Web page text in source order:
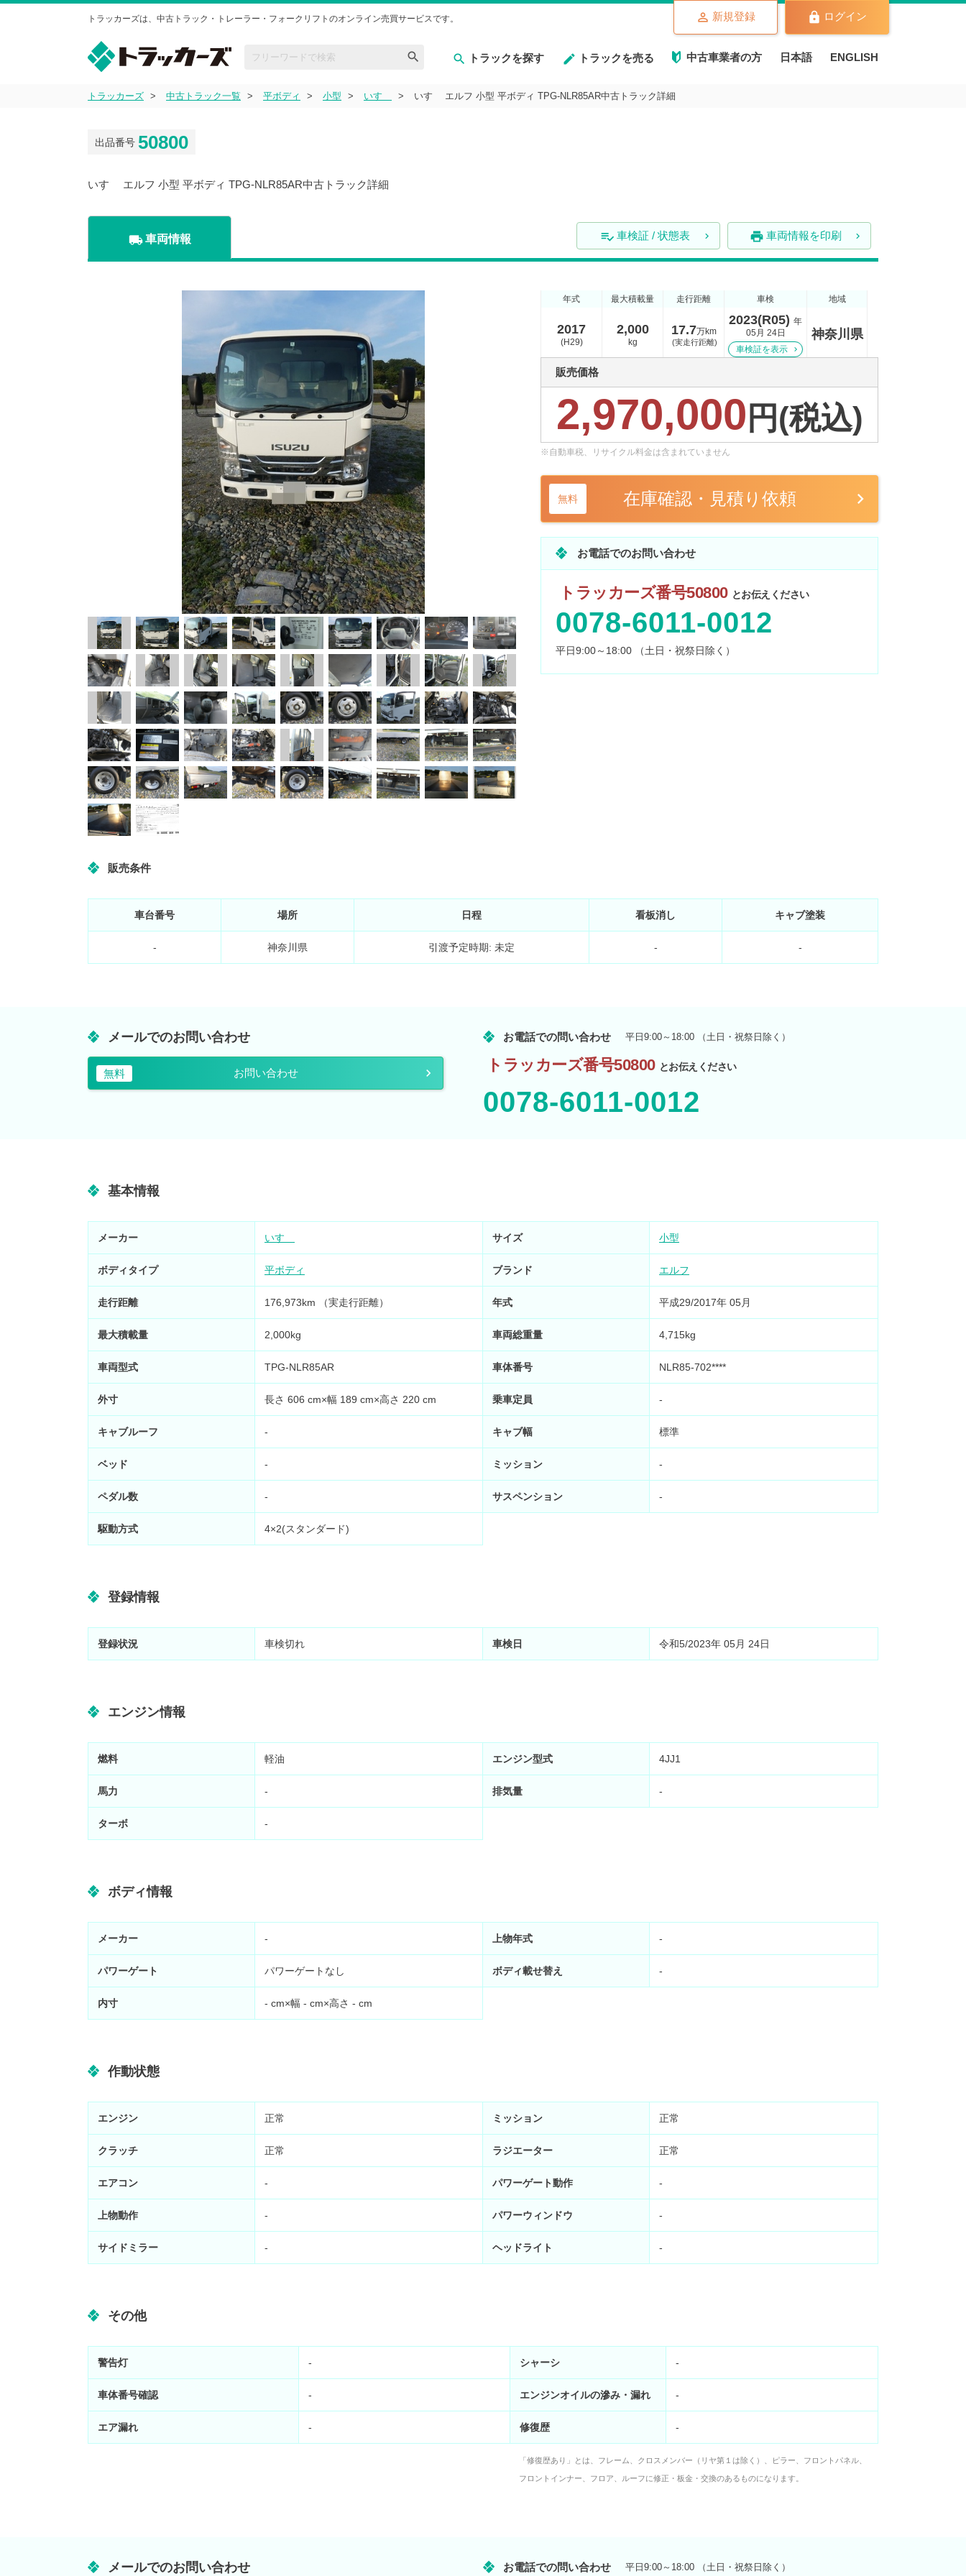
トラッカーズは、中古トラック・トレーラー・フォークリフトのオンライン売買サービスです。
トラックを探す トラックを売る 中古車業者の方 日本語 ENGLISH
新規登録 ログイン
トラッカーズ 中古トラック一覧 平ボディ 小型 いすゞ いすゞ エルフ 小型 平ボディ TPG-NLR85AR中古トラック詳細
出品番号 50800
いすゞ エルフ 小型 平ボディ TPG-NLR85AR中古トラック詳細
local_shipping 車両情報 print 車両情報を印刷
playlist_add_check 車検証 / 状態表
年式
2017
(H29)
最大積載量
2,000
kg
走行距離
17.7万km
(実走行距離)
車検
2023(R05) 年
05月 24日
車検証を表示
地域
神奈川県
販売価格
2,970,000 円(税込)
※自動車税、リサイクル料金は含まれていません
無料 在庫確認・見積り依頼
お電話でのお問い合わせ
トラッカーズ番号50800 とお伝えください
0078-6011-0012
平日9:00～18:00 （土日・祝祭日除く）
販売条件
車台番号 場所 日程 看板消し キャブ塗装
- 神奈川県 引渡予定時期: 未定 - -
メールでのお問い合わせ
無料 お問い合わせ
お電話での問い合わせ 平日9:00～18:00 （土日・祝祭日除く）
トラッカーズ番号50800 とお伝えください
0078-6011-0012
基本情報
メーカー いすゞ サイズ 小型
ボディタイプ 平ボディ ブランド エルフ
走行距離 176,973km （実走行距離） 年式 平成29/2017年 05月
最大積載量 2,000kg 車両総重量 4,715kg
車両型式 TPG-NLR85AR 車体番号 NLR85-702****
外寸 長さ 606 cm×幅 189 cm×高さ 220 cm 乗車定員 -
キャブルーフ - キャブ幅 標準
ベッド - ミッション -
ペダル数 - サスペンション -
駆動方式 4×2(スタンダード)
登録情報
登録状況 車検切れ 車検日 令和5/2023年 05月 24日
エンジン情報
燃料 軽油 エンジン型式 4JJ1
馬力 - 排気量 -
ターボ -
ボディ情報
メーカー - 上物年式 -
パワーゲート パワーゲートなし ボディ載せ替え -
内寸 - cm×幅 - cm×高さ - cm
作動状態
エンジン 正常 ミッション 正常
クラッチ 正常 ラジエーター 正常
エアコン - パワーゲート動作 -
上物動作 - パワーウィンドウ -
サイドミラー - ヘッドライト -
その他
警告灯 - シャーシ -
車体番号確認 - エンジンオイルの滲み・漏れ -
エア漏れ - 修復歴 -
「修復歴あり」とは、フレーム、クロスメンバー（リヤ第１は除く）、ピラー、フロントパネル、
フロントインナー、フロア、ルーフに修正・板金・交換のあるものになります。
メールでのお問い合わせ お電話での問い合わせ 平日9:00～18:00 （土日・祝祭日除く）